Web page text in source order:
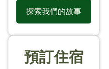
探索我們的故事
預訂住宿